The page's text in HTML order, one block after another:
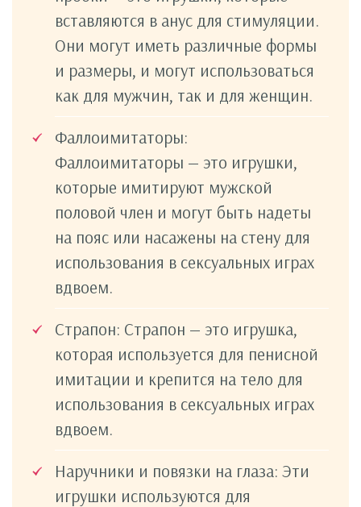
вставляются в анус для стимуляции.
Они могут иметь различные формы
и размеры, и могут использоваться
как для мужчин, так и для женщин.
Фаллоимитаторы:
Фаллоимитаторы — это игрушки,
которые имитируют мужской
половой член и могут быть надеты
на пояс или насажены на стену для
использования в сексуальных играх
вдвоем.
Страпон: Страпон — это игрушка,
которая используется для пенисной
имитации и крепится на тело для
использования в сексуальных играх
вдвоем.
Наручники и повязки на глаза: Эти
игрушки используются для